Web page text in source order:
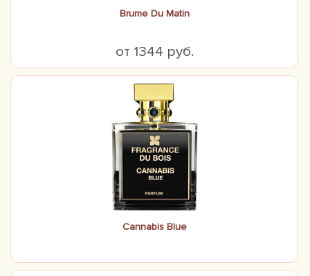
Brume Du Matin
от 1344 руб.
Cannabis Blue